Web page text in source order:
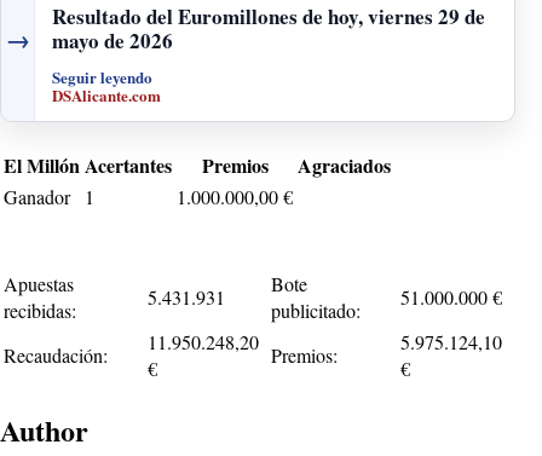
→
Resultado del Euromillones de hoy, viernes 29 de
mayo de 2026
Seguir leyendo
DSAlicante.com
El MillónAcertantes Premios Agraciados
Ganador 1 1.000.000,00 €
Apuestas
recibidas:
5.431.931
Bote
publicitado:
51.000.000 €
Recaudación:
11.950.248,20
€
Premios:
5.975.124,10
€
Author